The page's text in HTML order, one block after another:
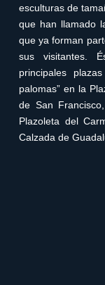
esculturas de
que han llamado
que ya forman
sus visitantes.
principales
palomas” en la
de San
Plazoleta del
Calzada de